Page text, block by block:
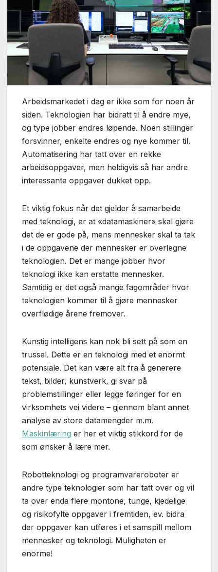
Arbeidsmarkedet i dag er ikke som for noen år
siden. Teknologien har bidratt til å endre mye,
og type jobber endres løpende. Noen stillinger
forsvinner, enkelte endres og nye kommer til.
Automatisering har tatt over en rekke
arbeidsoppgaver, men heldigvis så har andre
interessante oppgaver dukket opp.
Et viktig fokus når det gjelder å samarbeide
med teknologi, er at «datamaskiner» skal gjøre
det de er gode på, mens mennesker skal ta tak
i de oppgavene der mennesker er overlegne
teknologien. Det er mange jobber hvor
teknologi ikke kan erstatte mennesker.
Samtidig er det også mange fagområder hvor
teknologien kommer til å gjøre mennesker
overflødige årene fremover.
Kunstig intelligens kan nok bli sett på som en
trussel. Dette er en teknologi med et enormt
potensiale. Det kan være alt fra å generere
tekst, bilder, kunstverk, gi svar på
problemstillinger eller legge føringer for en
virksomhets vei videre – gjennom blant annet
analyse av store datamengder m.m.
Maskinlæring er her et viktig stikkord for de
som ønsker å lære mer.
Robotteknologi og programvareroboter er
andre type teknologier som har tatt over og vil
ta over enda flere montone, tunge, kjedelige
og risikofylte oppgaver i fremtiden, ev. bidra
der oppgaver kan utføres i et samspill mellom
mennesker og teknologi. Muligheten er
enorme!